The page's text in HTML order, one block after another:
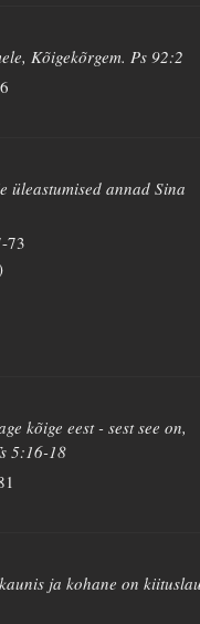
Kõigekõrgem. Ps 92:2
üleastumised annad Sina
73
kõige eest - sest see on,
5:16-18
ja kohane on